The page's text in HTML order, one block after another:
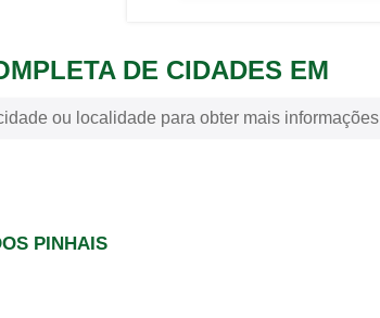
DE CIDADES EM
ou localidade para obter mais informações
PINHAIS